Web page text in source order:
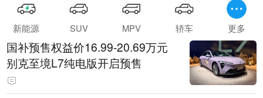
新能源 SUV MPV 轿车 更多
国补预售权益价16.99-20.69万元
别克至境L7纯电版开启预售